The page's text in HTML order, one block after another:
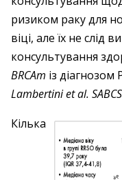
ризиком раку для
віці, але їх не слід
консультування
BRCAm із діагнозом
Lambertini et al.
Кілька